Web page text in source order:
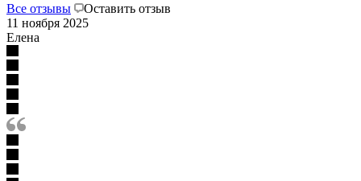
Все отзывы
Оставить отзыв
11 ноября 2025
Елена